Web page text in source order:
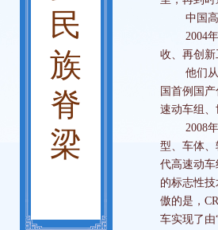
中国高
2004年，
收、再创新
他们从零
国首例国
速动车组、
2008年，
型、车体
代高速动
的标志性
傲的是，
车实现了由
民
族
脊
梁